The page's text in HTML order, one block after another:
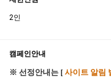
2인
캠페인안내
※ 선정안내는 [ 사이트 알림